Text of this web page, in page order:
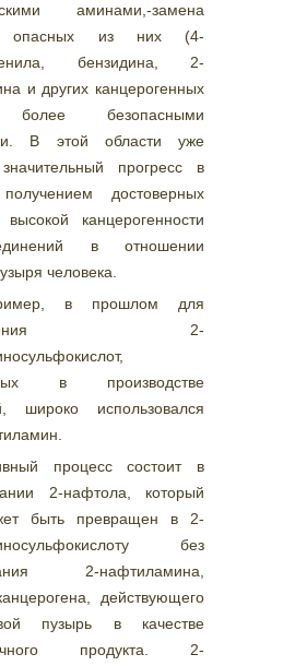
аминами,-замена
опасных из них (4-
бензидина, 2-
и других канцерогенных
более безопасными
В этой области уже
значительный прогресс в
достоверных
канцерогенности
в отношении
человека.
в прошлом для
2-
в производстве
широко использовался
процесс состоит в
2-нафтола, который
быть превращен в 2-
без
2-нафтиламина,
действующего
пузырь в качестве
продукта. 2-